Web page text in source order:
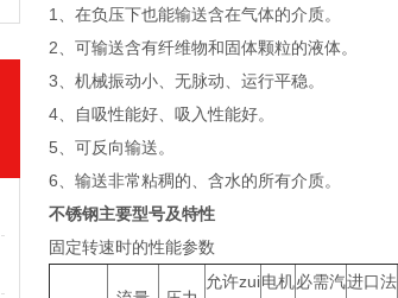
1、在负压下也能输送含在气体的介质。
2、可输送含有纤维物和固体颗粒的液体。
3、机械振动小、无脉动、运行平稳。
4、自吸性能好、吸入性能好。
5、可反向输送。
6、输送非常粘稠的、含水的所有介质。
不锈钢主要型号及特性
固定转速时的性能参数
允许zui电机必需汽进口法